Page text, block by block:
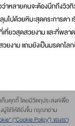
ว่าหลายคนจะต้องนึกถึงวิ
ไปด้วยหิมะสุดคระการตา
เที่ยวสุดสวยงาม และที่พลา
ยงาม แถมยังเป็นมรดกโล
เก็บคุกกี้ โดยมีวัตถุประสงค์เพื่อ
ใช้ให้ดียิ่งขึ้น กรุณาอ่าน
(“Cookie Policy”) ของเรา